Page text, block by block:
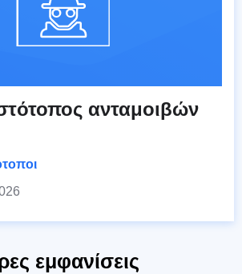
ανταμοιβών
εμφανίσεις